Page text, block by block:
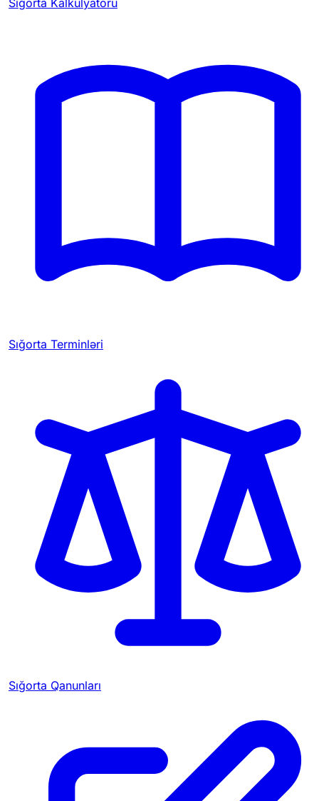
Sığorta Kalkulyatoru
Sığorta Terminləri
Sığorta Qanunları